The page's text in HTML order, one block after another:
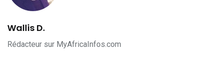
Wallis D.
Rédacteur sur MyAfricaInfos.com